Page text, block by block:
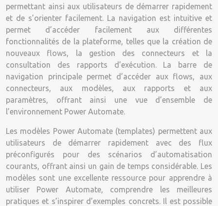
permettant ainsi aux utilisateurs de démarrer rapidement
et de s’orienter facilement. La navigation est intuitive et
permet d’accéder facilement aux différentes
fonctionnalités de la plateforme, telles que la création de
nouveaux flows, la gestion des connecteurs et la
consultation des rapports d’exécution. La barre de
navigation principale permet d’accéder aux flows, aux
connecteurs, aux modèles, aux rapports et aux
paramètres, offrant ainsi une vue d’ensemble de
l’environnement Power Automate.
Les modèles Power Automate (templates) permettent aux
utilisateurs de démarrer rapidement avec des flux
préconfigurés pour des scénarios d’automatisation
courants, offrant ainsi un gain de temps considérable. Les
modèles sont une excellente ressource pour apprendre à
utiliser Power Automate, comprendre les meilleures
pratiques et s’inspirer d’exemples concrets. Il est possible